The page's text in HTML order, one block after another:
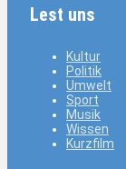
Lest uns
Kultur
Politik
Umwelt
Sport
Musik
Wissen
Kurzfilm